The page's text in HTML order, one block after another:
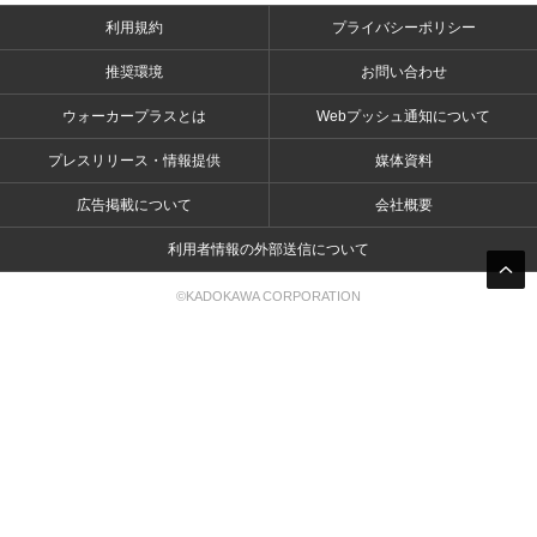
利用規約 プライバシーポリシー
推奨環境 お問い合わせ
ウォーカープラスとは Webプッシュ通知について
プレスリリース・情報提供 媒体資料
広告掲載について 会社概要
利用者情報の外部送信について
©KADOKAWA CORPORATION